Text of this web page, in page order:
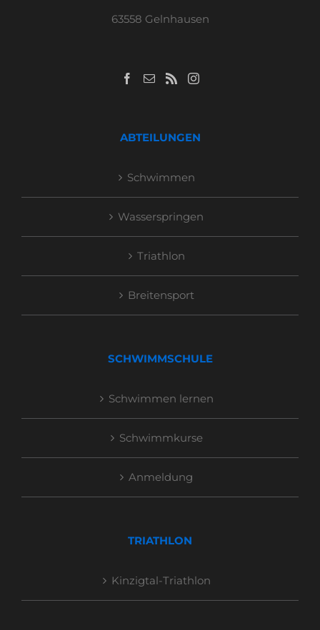
63558 Gelnhausen
ABTEILUNGEN
Schwimmen
Wasserspringen
Triathlon
Breitensport
SCHWIMMSCHULE
Schwimmen lernen
Schwimmkurse
Anmeldung
TRIATHLON
Kinzigtal-Triathlon